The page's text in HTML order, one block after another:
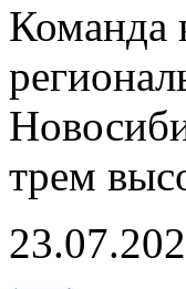
Команда
трем